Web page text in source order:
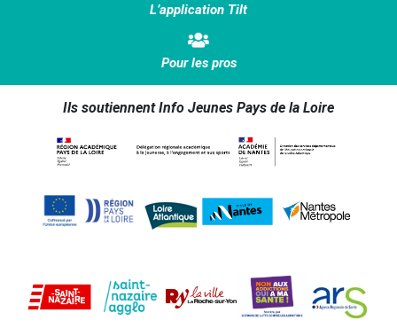
L’application Tilt
Pour les pros
Ils soutiennent Info Jeunes Pays de la Loire